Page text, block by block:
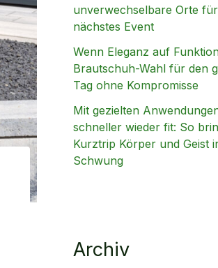
unverwechselbare Orte
nächstes Event
Wenn Eleganz auf
Brautschuh-Wahl für den
Tag ohne Kompromisse
Mit gezielten
schneller wieder fit: So
Kurztrip Körper und Geist
Schwung
Archiv